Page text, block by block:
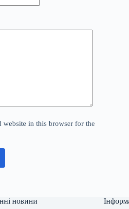
website in this browser for the
новини